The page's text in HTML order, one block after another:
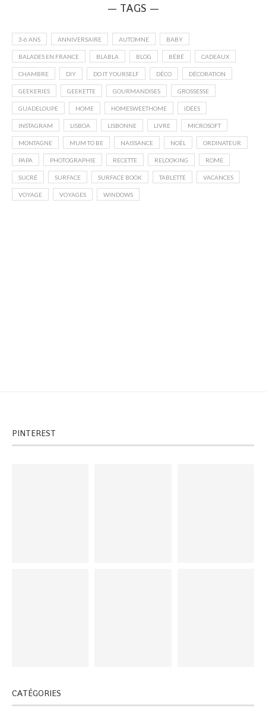
— TAGS —
3-6 ANS ANNIVERSAIRE AUTOMNE BABY
BALADES EN FRANCE BLABLA BLOG BÉBÉ CADEAUX
CHAMBRE DIY DO IT YOURSELF DÉCO DÉCORATION
GEEKERIES GEEKETTE GOURMANDISES GROSSESSE
GUADELOUPE HOME HOMESWEETHOME IDÉES
INSTAGRAM LISBOA LISBONNE LIVRE MICROSOFT
MONTAGNE MUM TO BE NAISSANCE NOËL ORDINATEUR
PAPA PHOTOGRAPHIE RECETTE RELOOKING ROME
SUCRÉ SURFACE SURFACE BOOK TABLETTE VACANCES
VOYAGE VOYAGES WINDOWS
PINTEREST
CATÉGORIES